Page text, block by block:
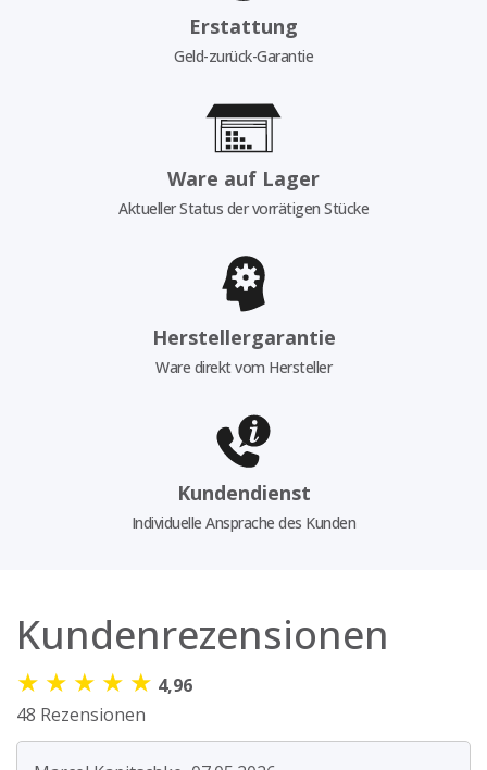
Erstattung
Geld-zurück-Garantie
Ware auf Lager
Aktueller Status der vorrätigen Stücke
Herstellergarantie
Ware direkt vom Hersteller
Kundendienst
Individuelle Ansprache des Kunden
Kundenrezensionen
★ ★ ★ ★ ★ 4,96
48 Rezensionen